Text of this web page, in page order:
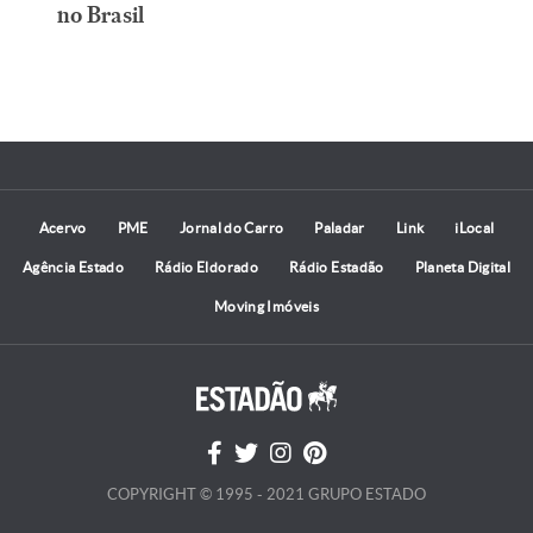
no Brasil
Acervo PME Jornal do Carro Paladar Link iLocal
Agência Estado Rádio Eldorado Rádio Estadão Planeta Digital
Moving Imóveis
COPYRIGHT © 1995 - 2021 GRUPO ESTADO